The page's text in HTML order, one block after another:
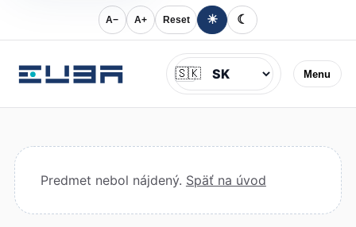
A− A+ Reset ☀ ☾
Menu
Jazyk
🇸🇰
Predmet nebol nájdený. Späť na úvod